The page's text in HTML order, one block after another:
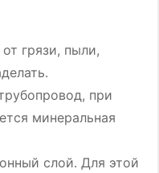
грязи, пыли,
при
минеральная
слой․ Для этой